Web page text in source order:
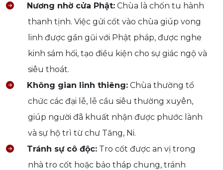
Nương nhờ cửa Phật: Chùa là chốn tu hành
thanh tịnh. Việc gửi cốt vào chùa giúp vong
linh được gần gũi với Phật pháp, được nghe
kinh sám hối, tạo điều kiện cho sự giác ngộ và
siêu thoát.
Không gian linh thiêng: Chùa thường tổ
chức các đại lễ, lễ cầu siêu thường xuyên,
giúp người đã khuất nhận được phước lành
và sự hộ trì từ chư Tăng, Ni.
Tránh sự cô độc: Tro cốt được an vị trong
nhà tro cốt hoặc bảo tháp chung, tránh